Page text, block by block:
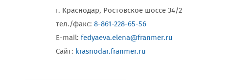
г. Краснодар, Ростовское шоссе 34/2
тел./факс: 8-861-228-65-56
E-mail: fedyaeva.elena@franmer.ru
Сайт: krasnodar.franmer.ru